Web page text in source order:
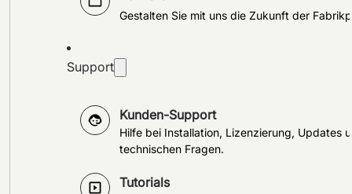
Gestalten Sie mit uns die Zukunft der
Support
Kunden-Support
Hilfe bei Installation, Lizenzierung, Updates
technischen Fragen.
Tutorials